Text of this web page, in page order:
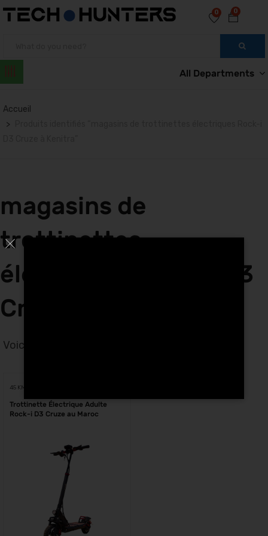
0
0
All Departments
Accueil
magasins de
trottinettes
électriques Rock-i D3
Cruze à Kenitra
Voici le seul résultat
45 KM
Trottinette Électrique Adulte
Rock-i D3 Cruze au Maroc